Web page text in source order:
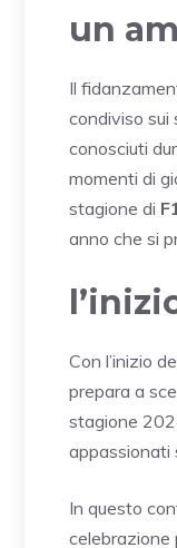
un
Il
condiviso sui
conosciuti
momenti di
stagione di
anno che si
Con l’inizio
prepara a
stagione
appassionati
In questo
celebrazione